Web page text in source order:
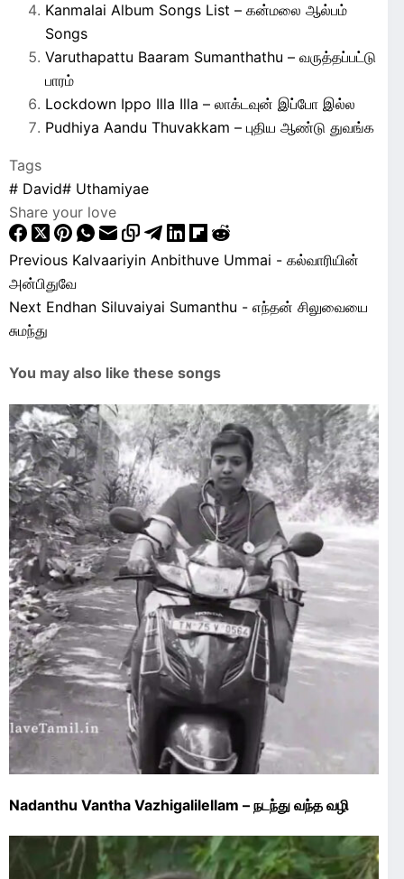
Kanmalai Album Songs List – கன்மலை ஆல்பம்
Songs
Varuthapattu Baaram Sumanthathu – வருத்தப்பட்டு
பாரம்
Lockdown Ippo Illa Illa – லாக்டவுன் இப்போ இல்ல
Pudhiya Aandu Thuvakkam – புதிய ஆண்டு துவங்க
Tags
# David# Uthamiyae
Share your love
Previous Kalvaariyin Anbithuve Ummai - கல்வாரியின்
அன்பிதுவே
Next Endhan Siluvaiyai Sumanthu - எந்தன் சிலுவையை
சுமந்து
You may also like these songs
Nadanthu Vantha Vazhigalilellam – நடந்து வந்த வழி